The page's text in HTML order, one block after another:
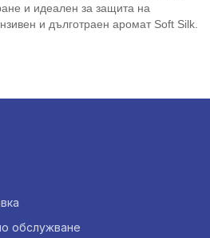
и идеален за защита на
и дълготраен аромат Soft Silk.
обслужване